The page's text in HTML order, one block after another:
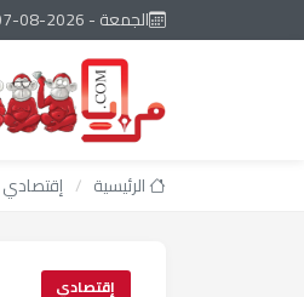
الجمعة - 2026-08-07
الرئيسية / إقتصادي
إقتصادي